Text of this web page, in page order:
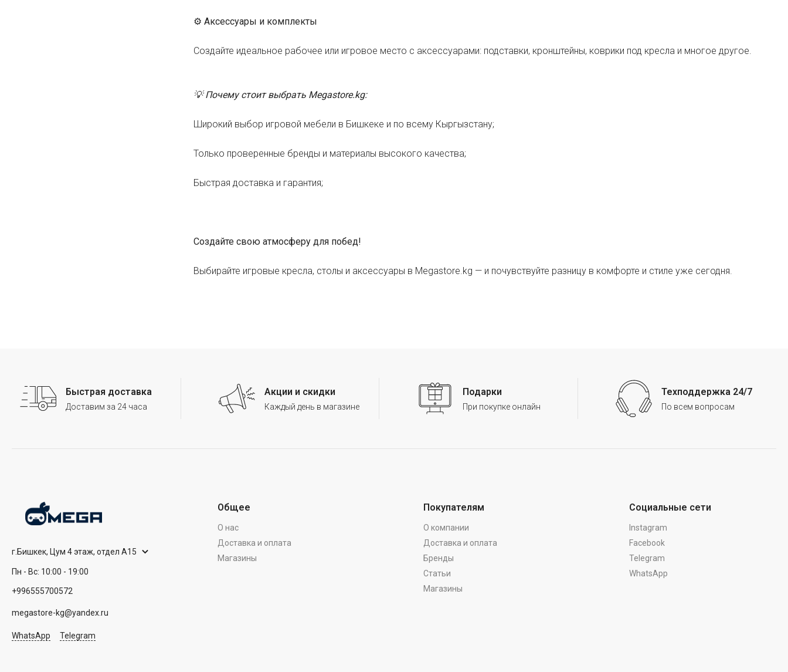
⚙️ Аксессуары и комплекты
Создайте идеальное рабочее или игровое место с аксессуарами: подставки, кронштейны, коврики под кресла и многое другое.
💡 Почему стоит выбрать Megastore.kg:
Широкий выбор игровой мебели в Бишкеке и по всему Кыргызстану;
Только проверенные бренды и материалы высокого качества;
Быстрая доставка и гарантия;
Создайте свою атмосферу для побед!
Выбирайте игровые кресла, столы и аксессуары в Megastore.kg — и почувствуйте разницу в комфорте и стиле уже сегодня.
Быстрая доставка
Доставим за 24 часа
Акции и скидки
Каждый день в магазине
Подарки
При покупке онлайн
Техподдержка 24/7
По всем вопросам
г.Бишкек, Цум 4 этаж, отдел А15
Пн - Вс: 10:00 - 19:00
+996555700572
megastore-kg@yandex.ru
WhatsApp Telegram
Общее
О нас
Доставка и оплата
Магазины
Покупателям
О компании
Доставка и оплата
Бренды
Статьи
Магазины
Социальные сети
Instagram
Facebook
Telegram
WhatsApp